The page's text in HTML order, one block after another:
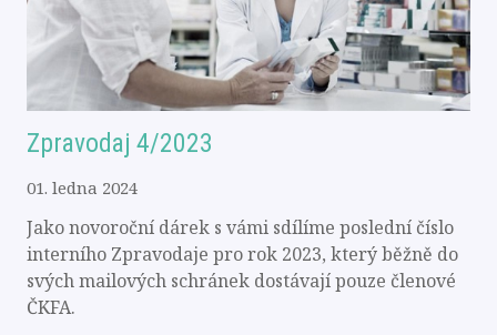
Zpravodaj 4/2023
01. ledna 2024
Jako novoroční dárek s vámi sdílíme poslední číslo
interního Zpravodaje pro rok 2023, který běžně do
svých mailových schránek dostávají pouze členové
ČKFA.